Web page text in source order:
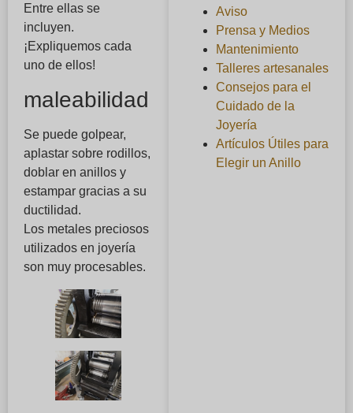
Entre ellas se
incluyen.
¡Expliquemos cada
uno de ellos!
maleabilidad
Se puede golpear,
aplastar sobre rodillos,
doblar en anillos y
estampar gracias a su
ductilidad.
Los metales preciosos
utilizados en joyería
son muy procesables.
Aviso
Prensa y Medios
Mantenimiento
Talleres artesanales
Consejos para el
Cuidado de la
Joyería
Artículos Útiles para
Elegir un Anillo